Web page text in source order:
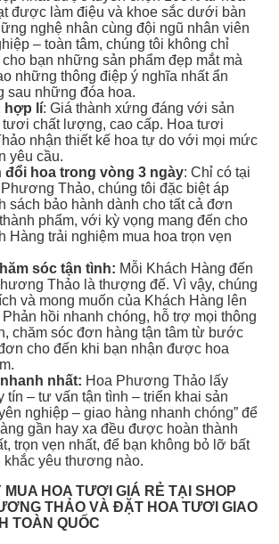
được làm điệu và khoe sắc dưới bàn
nghệ nhân cùng đội ngũ nhân viên
– toàn tâm, chúng tôi không chỉ
bạn những sản phẩm đẹp mắt mà
những thông điệp ý nghĩa nhất ẩn
sau những đóa hoa.
hợp lí: Giá thành xứng đáng với sản
tươi chất lượng, cao cấp. Hoa tươi
nhận thiết kế hoa tự do với mọi mức
yêu cầu.
đổi hoa trong vòng 3 ngày: Chỉ có tại
Thảo, chúng tôi đặc biệt áp
sách bảo hành dành cho tất cả đơn
phẩm, với kỳ vọng mang đến cho
Hàng trải nghiệm mua hoa trọn vẹn
sóc tận tình: Mỗi Khách Hàng đến
Thảo là thượng đế. Vì vậy, chúng
và mong muốn của Khách Hàng lên
Phản hồi nhanh chóng, hỗ trợ mọi thông
chăm sóc đơn hàng tận tâm từ bước
cho đến khi bạn nhận được hoa
nhất: Hoa Phương Thảo lấy
tín – tư vấn tận tình – triển khai sản
nghiệp – giao hàng nhanh chóng” để
gần hay xa đều được hoàn thành
trọn vẹn nhất, để bạn không bỏ lỡ bất
khắc yêu thương nào.
MUA HOA TƯƠI GIÁ RẺ TẠI SHOP
THẢO VÀ ĐẶT HOA TƯƠI GIAO
TOÀN QUỐC